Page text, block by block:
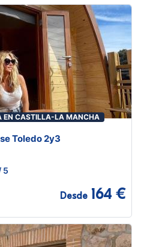
EN CASTILLA-LA MANCHA
Toledo 2y3
5
Desde 164 €